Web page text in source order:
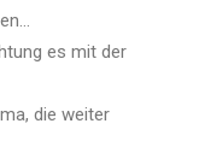
es mit der
die weiter